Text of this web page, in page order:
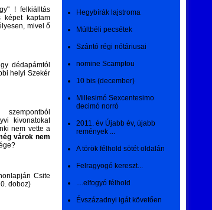
Hegybírák lajstroma
Múltbéli pecsétek
Szántó régi nótáriusai
nomine Scamptou
10 bis (december)
Millesimó Sexcentesimo
decimó norró
2011. év Újabb év, újabb
remények ...
A török félhold sötét oldalán
Felragyogó kereszt...
....elfogyó félhold
Évszázadnyi igát követően
! felkiálltás
képet kaptam
mivel ő
dédapámtól
helyi Szekér
kivonatokat
nem vette a
várok nem
Csite
doboz)